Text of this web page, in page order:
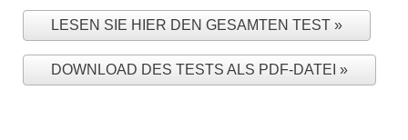
LESEN SIE HIER DEN GESAMTEN TEST
DOWNLOAD DES TESTS ALS PDF-DATEI